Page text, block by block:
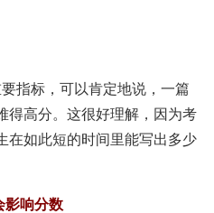
指标，可以肯定地说，一篇
得高分。这很好理解，因为考
在如此短的时间里能写出多少
影响分数